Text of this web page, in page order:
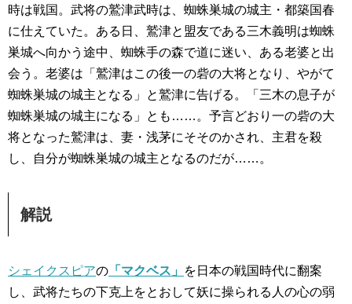
時は戦国。武将の鷲津武時は、蜘蛛巣城の城主・都築国春
に仕えていた。ある日、鷲津と盟友である三木義明は蜘蛛
巣城へ向かう途中、蜘蛛手の森で道に迷い、ある老婆と出
会う。老婆は「鷲津はこの後一の砦の大将となり、やがて
蜘蛛巣城の城主となる」と鷲津に告げる。「三木の息子が
蜘蛛巣城の城主になる」とも……。予言どおり一の砦の大
将となった鷲津は、妻・浅茅にそそのかされ、主君を殺
し、自分が蜘蛛巣城の城主となるのだが……。
解説
シェイクスピアの 「マクベス」 を日本の戦国時代に翻案
し、武将たちの下克上をとおして妖に操られる人の心の弱